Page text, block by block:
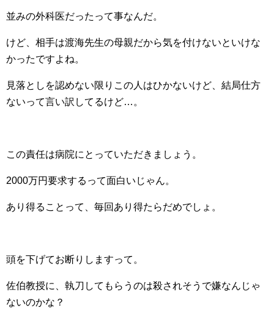
並みの外科医だったって事なんだ。
けど、相手は渡海先生の母親だから気を付けないといけな
かったですよね。
見落としを認めない限りこの人はひかないけど、結局仕方
ないって言い訳してるけど…。
この責任は病院にとっていただきましょう。
2000万円要求するって面白いじゃん。
あり得ることって、毎回あり得たらだめでしょ。
頭を下げてお断りしますって。
佐伯教授に、執刀してもらうのは殺されそうで嫌なんじゃ
ないのかな？